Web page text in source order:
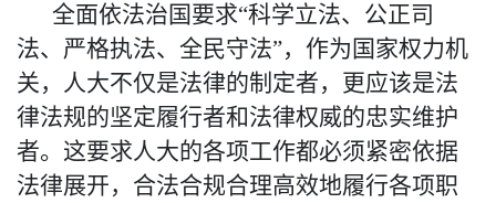
全面依法治国要求“科学立法、公正司
法、严格执法、全民守法”，作为国家权力机
关，人大不仅是法律的制定者，更应该是法
律法规的坚定履行者和法律权威的忠实维护
者。这要求人大的各项工作都必须紧密依据
法律展开，合法合规合理高效地履行各项职